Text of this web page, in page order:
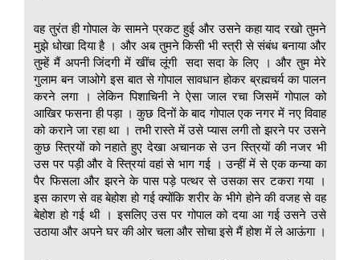
वह तुरंत ही गोपाल के सामने प्रकट हुई और उसने कहा याद रखो तुमने
मुझे धोखा दिया है । और अब तुमने किसी भी स्त्री से संबंध बनाया और
तुम्हें मैं अपनी जिंदगी में खींच लूंगी सदा सदा के लिए । और तुम मेरे
गुलाम बन जाओगे इस बात से गोपाल सावधान होकर ब्रह्मचर्य का पालन
करने लगा । लेकिन पिशाचिनी ने ऐसा जाल रचा जिसमें गोपाल को
आखिर फसना ही पड़ा । कुछ दिनों के बाद गोपाल एक नगर में नए विवाह
को कराने जा रहा था । तभी रास्ते में उसे प्यास लगी तो झरने पर उसने
कुछ स्त्रियों को नहाते हुए देखा अचानक से उन स्त्रियों की नजर भी
उस पर पड़ी और वे स्त्रियां वहां से भाग गई । उन्हीं में से एक कन्या का
पैर फिसला और झरने के पास पड़े पत्थर से उसका सर टकरा गया ।
इस कारण से वह बेहोश हो गई क्योंकि शरीर के भीगे होने की वजह से वह
बेहोश हो गई थी । इसलिए उस पर गोपाल को दया आ गई उसने उसे
उठाया और अपने घर की ओर चला और सोचा इसे मैं होश में ले आऊंगा ।